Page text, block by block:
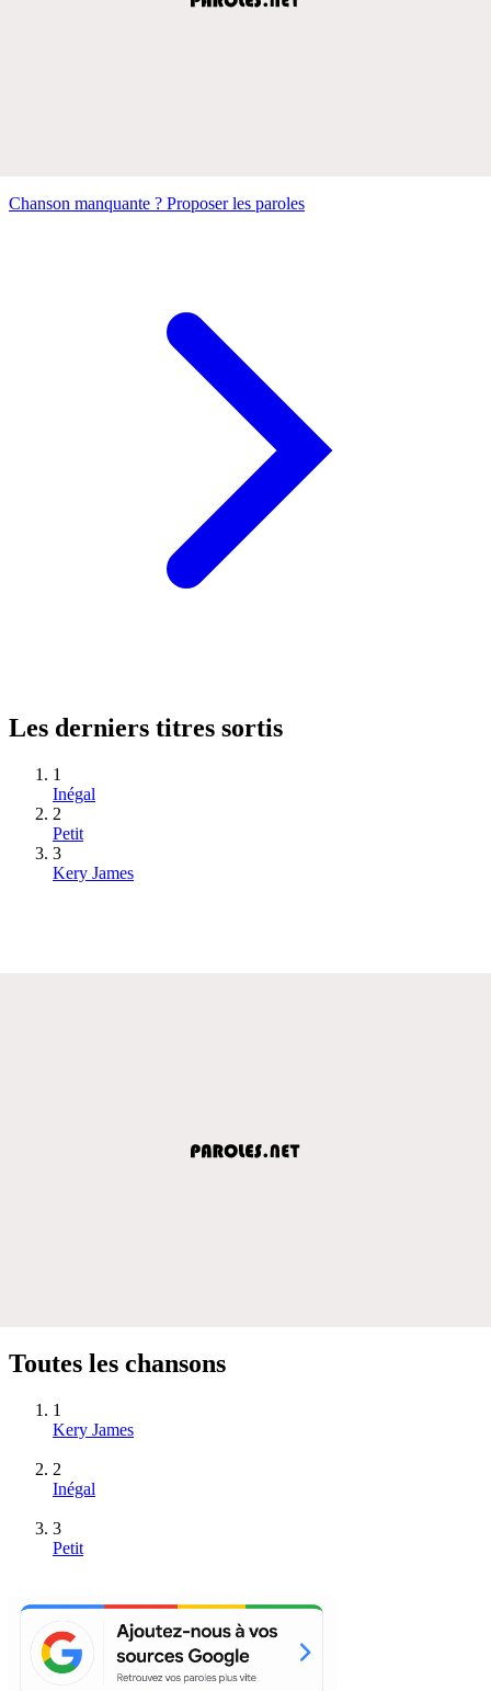
Chanson manquante ? Proposer les paroles
Les derniers titres sortis
1
Inégal
2
Petit
3
Kery James
Toutes les chansons
1
Kery James
2
Inégal
3
Petit